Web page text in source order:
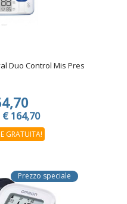
Duo Control Mis Pres
€ 164,70
GRATUITA!
Prezzo speciale